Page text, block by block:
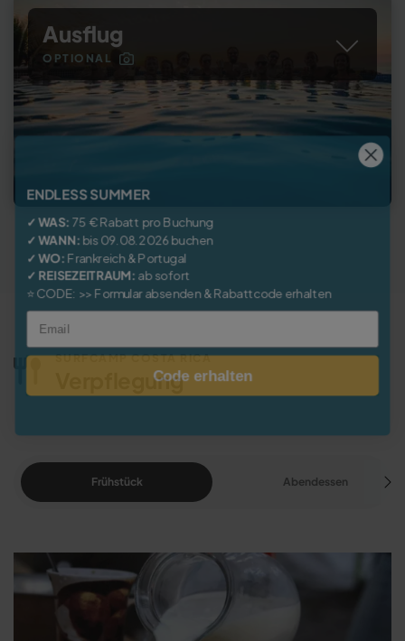
Ausflug
OPTIONAL
SURFCAMP COSTA RICA
Verpflegung
Frühstück Abendessen
ENDLESS SUMMER
✓ WAS: 75 € Rabatt pro Buchung
✓ WANN: bis 09.08.2026 buchen
✓ WO: Frankreich & Portugal
✓ REISEZEITRAUM:
ab sofort
⭐ CODE: >> Formular absenden & Rabattcode erhalten
Email
Code erhalten